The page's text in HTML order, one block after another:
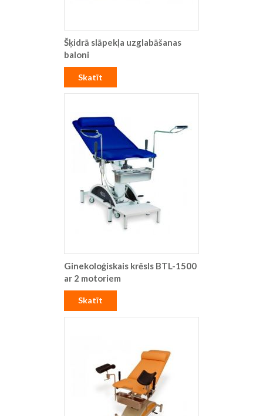
Šķidrā slāpekļa uzglabāšanas
baloni
Skatīt
Ginekoloģiskais krēsls BTL-1500
ar 2 motoriem
Skatīt